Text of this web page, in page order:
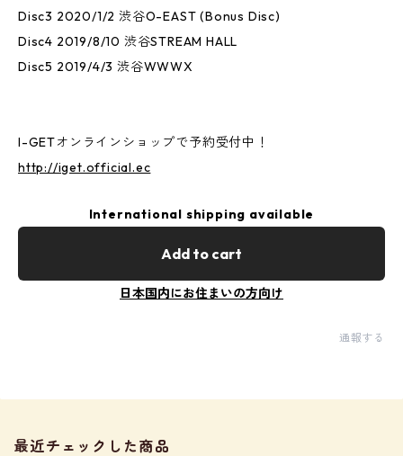
Disc3 2020/1/2 渋谷O-EAST (Bonus Disc)
Disc4 2019/8/10 渋谷STREAM HALL
Disc5 2019/4/3 渋谷WWWX
I-GETオンラインショップで予約受付中！
http://iget.official.ec
International shipping available
Add to cart
日本国内にお住まいの方向け
通報する
最近チェックした商品